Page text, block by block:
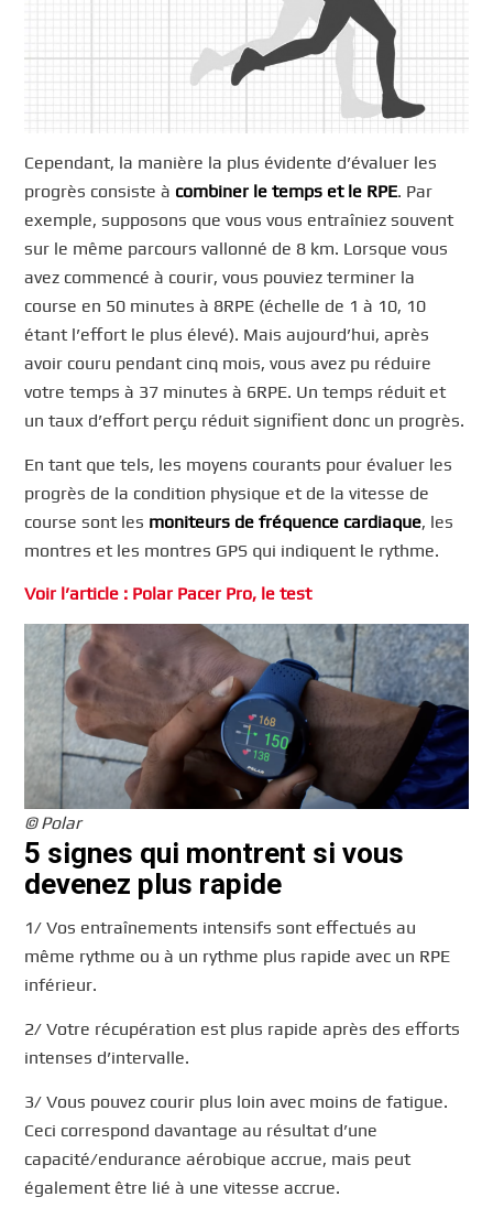
Cependant, la manière la plus évidente d’évaluer les
progrès consiste à combiner le temps et le RPE. Par
exemple, supposons que vous vous entraîniez souvent
sur le même parcours vallonné de 8 km. Lorsque vous
avez commencé à courir, vous pouviez terminer la
course en 50 minutes à 8RPE (échelle de 1 à 10, 10
étant l’effort le plus élevé). Mais aujourd’hui, après
avoir couru pendant cinq mois, vous avez pu réduire
votre temps à 37 minutes à 6RPE. Un temps réduit et
un taux d’effort perçu réduit signifient donc un progrès.
En tant que tels, les moyens courants pour évaluer les
progrès de la condition physique et de la vitesse de
course sont les moniteurs de fréquence cardiaque, les
montres et les montres GPS qui indiquent le rythme.
Voir l’article : Polar Pacer Pro, le test
© Polar
5 signes qui montrent si vous
devenez plus rapide
1/ Vos entraînements intensifs sont effectués au
même rythme ou à un rythme plus rapide avec un RPE
inférieur.
2/ Votre récupération est plus rapide après des efforts
intenses d’intervalle.
3/ Vous pouvez courir plus loin avec moins de fatigue.
Ceci correspond davantage au résultat d’une
capacité/endurance aérobique accrue, mais peut
également être lié à une vitesse accrue.